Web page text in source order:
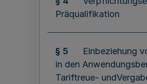
Präqualifikation
§ 5
Einbeziehung
in den
Tariftreue-